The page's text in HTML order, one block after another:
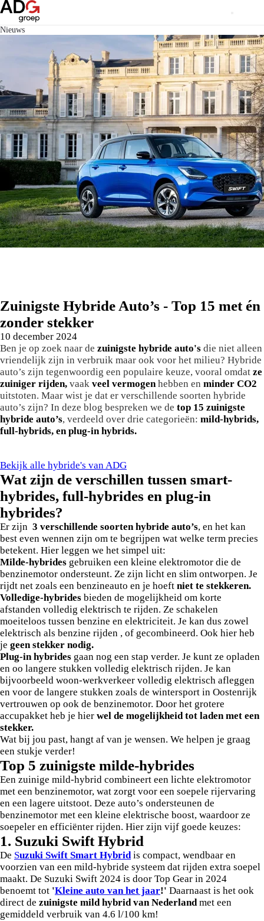
Nieuws
Zuinigste Hybride Auto’s - Top 15 met én
zonder stekker
10 december 2024
Ben je op zoek naar de zuinigste hybride auto's die niet alleen
vriendelijk zijn in verbruik maar ook voor het milieu? Hybride
auto’s zijn tegenwoordig een populaire keuze, vooral omdat ze
zuiniger rijden, vaak veel vermogenhebben en minder CO2
uitstoten. Maar wist je dat er verschillende soorten hybride
auto’s zijn? In deze blog bespreken we de top 15 zuinigste
hybride auto’s, verdeeld over drie categorieën: mild-hybrids,
full-hybrids, en plug-in hybrids.
Bekijk alle hybride's van ADG
Wat zijn de verschillen tussen smart-
hybrides, full-hybrides en plug-in
hybrides?
Er zijn 3 verschillende soorten hybride auto’s, en het kan
best even wennen zijn om te begrijpen wat welke term precies
betekent. Hier leggen we het simpel uit:
Milde-hybrides gebruiken een kleine elektromotor die de
benzinemotor ondersteunt. Ze zijn licht en slim ontworpen. Je
rijdt net zoals een benzineauto en je hoeft niet te stekkeren.
Volledige-hybrides bieden de mogelijkheid om korte
afstanden volledig elektrisch te rijden. Ze schakelen
moeiteloos tussen benzine en elektriciteit. Je kan dus zowel
elektrisch als benzine rijden , of gecombineerd. Ook hier heb
je geen stekker nodig.
Plug-in hybrides gaan nog een stap verder. Je kunt ze opladen
en oo langere stukken volledig elektrisch rijden. Je kan
bijvoorbeeld woon-werkverkeer volledig elektrisch afleggen
en voor de langere stukken zoals de wintersport in Oostenrijk
vertrouwen op ook de benzinemotor. Door het grotere
accupakket heb je hier wel de mogelijkheid tot laden met een
stekker.
Wat bij jou past, hangt af van je wensen. We helpen je graag
een stukje verder!
Top 5 zuinigste milde-hybrides
Een zuinige mild-hybrid combineert een lichte elektromotor
met een benzinemotor, wat zorgt voor een soepele rijervaring
en een lagere uitstoot. Deze auto’s ondersteunen de
benzinemotor met een kleine elektrische boost, waardoor ze
soepeler en efficiënter rijden. Hier zijn vijf goede keuzes:
1. Suzuki Swift Hybrid
De Suzuki Swift Smart Hybridis compact, wendbaar en
voorzien van een mild-hybride systeem dat rijden extra soepel
maakt. De Suzuki Swift 2024 is door Top Gear in 2024
benoemt tot 'Kleine auto van het jaar!' Daarnaast is het ook
direct de zuinigste mild hybrid van Nederlandmet een
gemiddeld verbruik van 4.6 l/100 km!